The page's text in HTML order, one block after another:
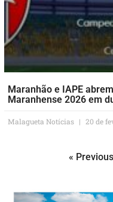
Maranhão e IAPE
Maranhense 2026 em
Malagueta Notícias 20 de
« Previous